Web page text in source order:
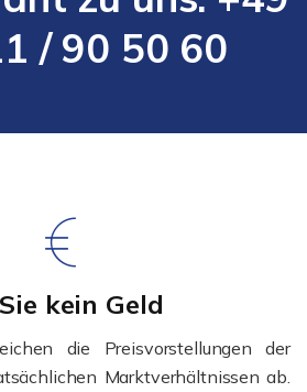
/ 90 50 60
kein Geld
die Preisvorstellungen der
Marktverhältnissen ab.